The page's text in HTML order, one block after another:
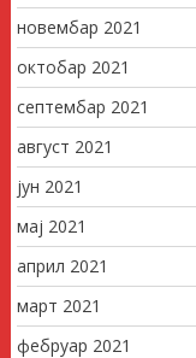
новембар 2021
октобар 2021
септембар 2021
август 2021
јун 2021
мај 2021
април 2021
март 2021
фебруар 2021